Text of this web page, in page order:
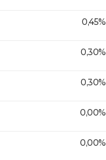
0,45%
0,30%
0,30%
0,00%
0,00%